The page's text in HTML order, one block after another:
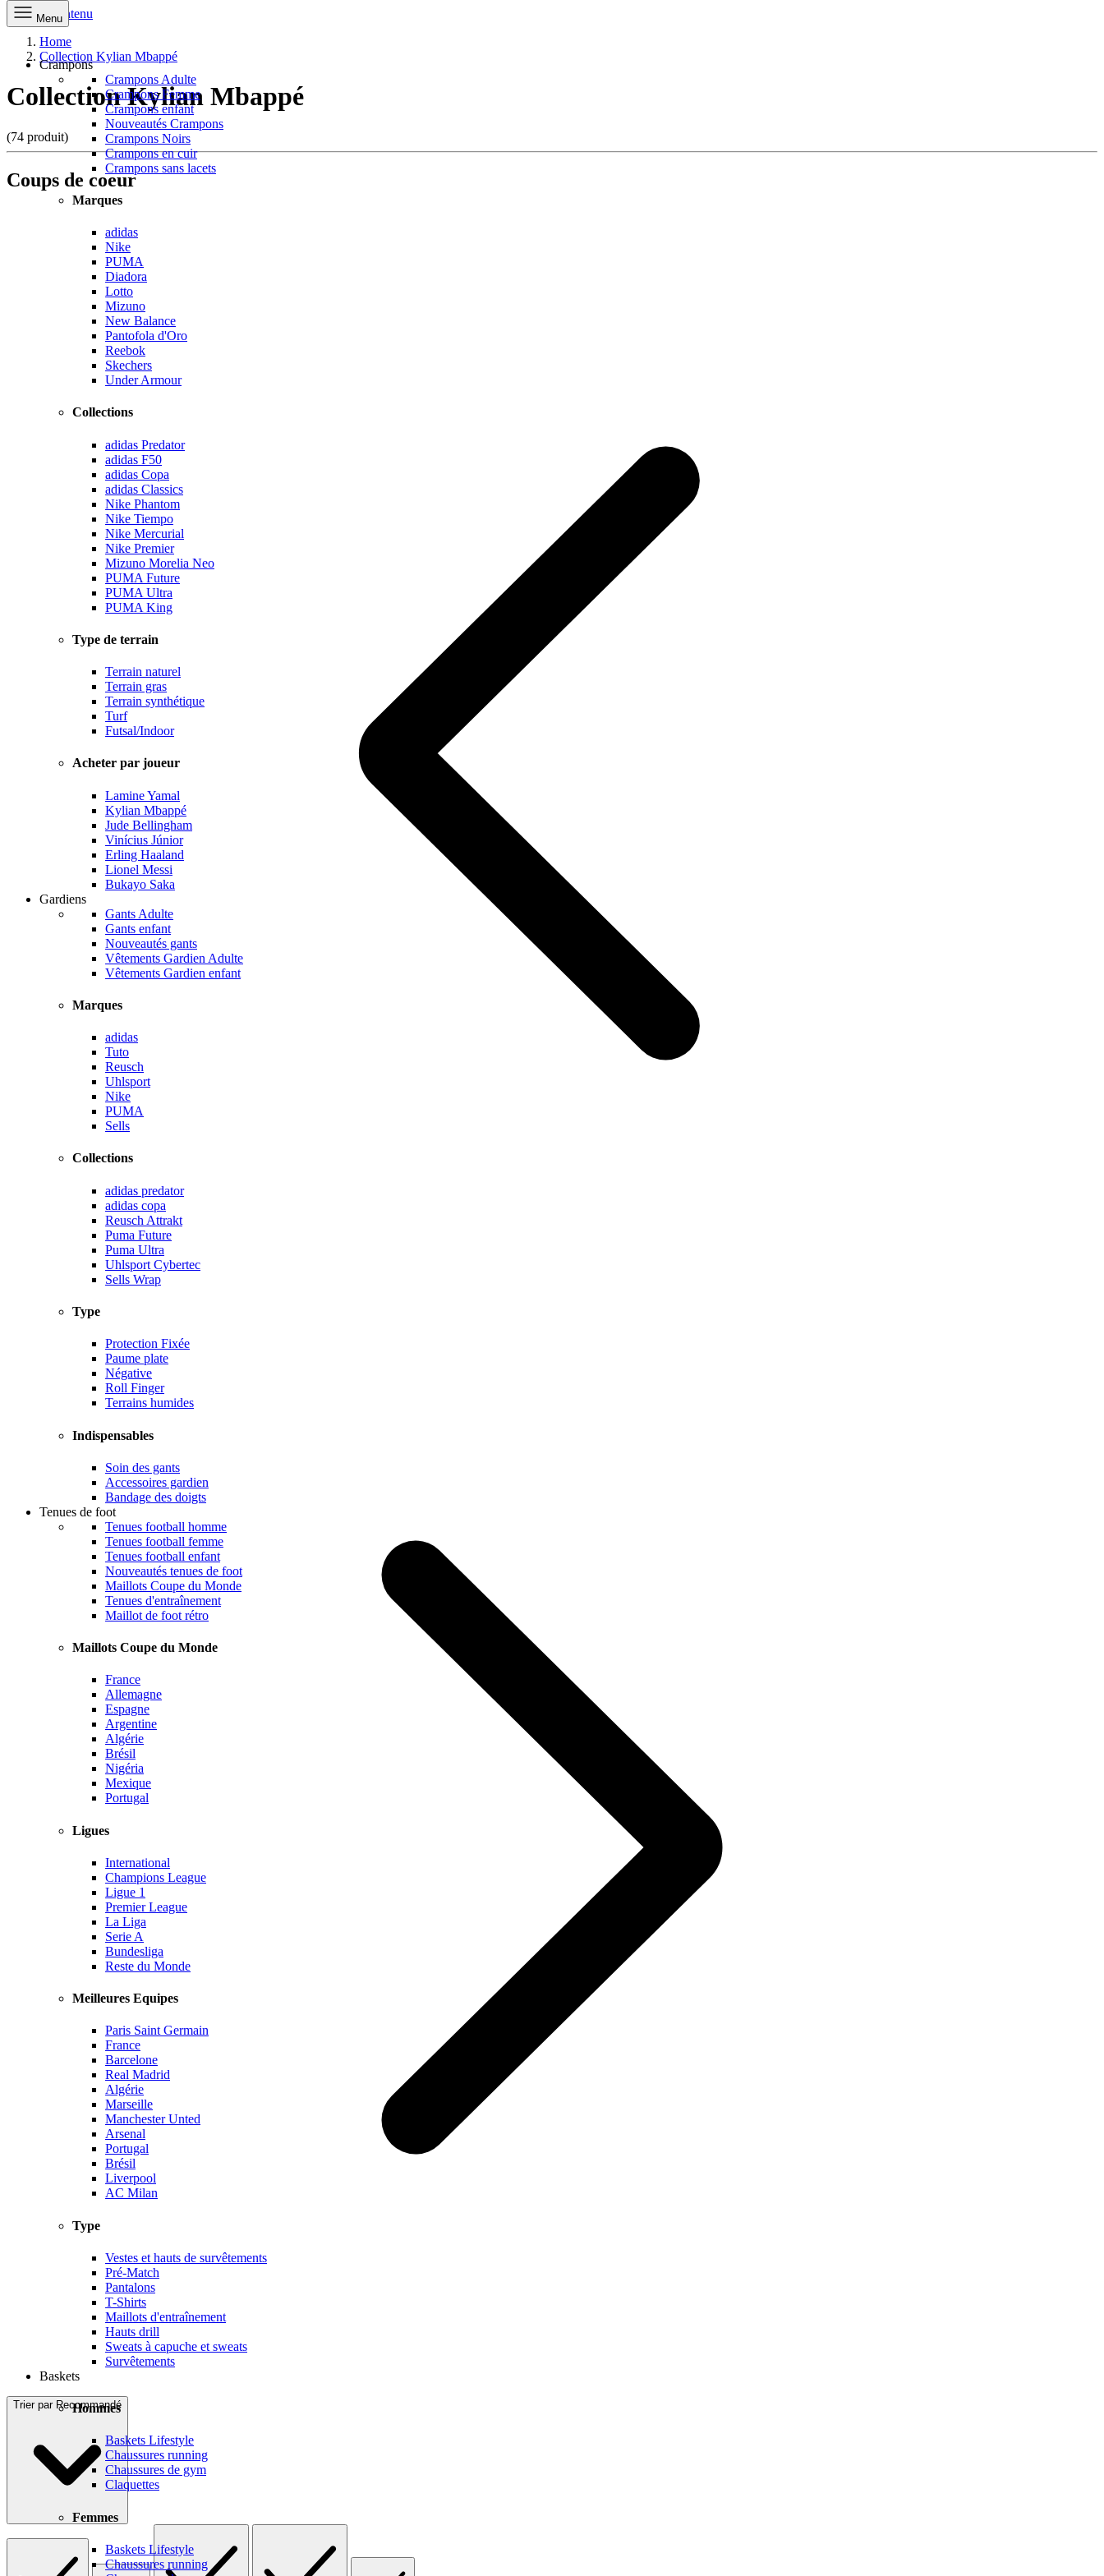
Aller au contenu
Menu
Crampons
Crampons Adulte
Crampons Femme
Crampons enfant
Nouveautés Crampons
Crampons Noirs
Crampons en cuir
Crampons sans lacets
Marques
adidas
Nike
PUMA
Diadora
Lotto
Mizuno
New Balance
Pantofola d'Oro
Reebok
Skechers
Under Armour
Collections
adidas Predator
adidas F50
adidas Copa
adidas Classics
Nike Phantom
Nike Tiempo
Nike Mercurial
Nike Premier
Mizuno Morelia Neo
PUMA Future
PUMA Ultra
PUMA King
Type de terrain
Terrain naturel
Terrain gras
Terrain synthétique
Turf
Futsal/Indoor
Acheter par joueur
Lamine Yamal
Kylian Mbappé
Jude Bellingham
Vinícius Júnior
Erling Haaland
Lionel Messi
Bukayo Saka
Gardiens
Gants Adulte
Gants enfant
Nouveautés gants
Vêtements Gardien Adulte
Vêtements Gardien enfant
Marques
adidas
Tuto
Reusch
Uhlsport
Nike
PUMA
Sells
Collections
adidas predator
adidas copa
Reusch Attrakt
Puma Future
Puma Ultra
Uhlsport Cybertec
Sells Wrap
Type
Protection Fixée
Paume plate
Négative
Roll Finger
Terrains humides
Indispensables
Soin des gants
Accessoires gardien
Bandage des doigts
Tenues de foot
Tenues football homme
Tenues football femme
Tenues football enfant
Nouveautés tenues de foot
Maillots Coupe du Monde
Tenues d'entraînement
Maillot de foot rétro
Maillots Coupe du Monde
France
Allemagne
Espagne
Argentine
Algérie
Brésil
Nigéria
Mexique
Portugal
Ligues
International
Champions League
Ligue 1
Premier League
La Liga
Serie A
Bundesliga
Reste du Monde
Meilleures Equipes
Paris Saint Germain
France
Barcelone
Real Madrid
Algérie
Marseille
Manchester Unted
Arsenal
Portugal
Brésil
Liverpool
AC Milan
Type
Vestes et hauts de survêtements
Pré-Match
Pantalons
T-Shirts
Maillots d'entraînement
Hauts drill
Sweats à capuche et sweats
Survêtements
Baskets
Hommes
Baskets Lifestyle
Chaussures running
Chaussures de gym
Claquettes
Femmes
Baskets Lifestyle
Chaussures running
Home
Collection Kylian Mbappé
Collection Kylian Mbappé
(74 produit)
Coups de coeur
Trier par Recommandé